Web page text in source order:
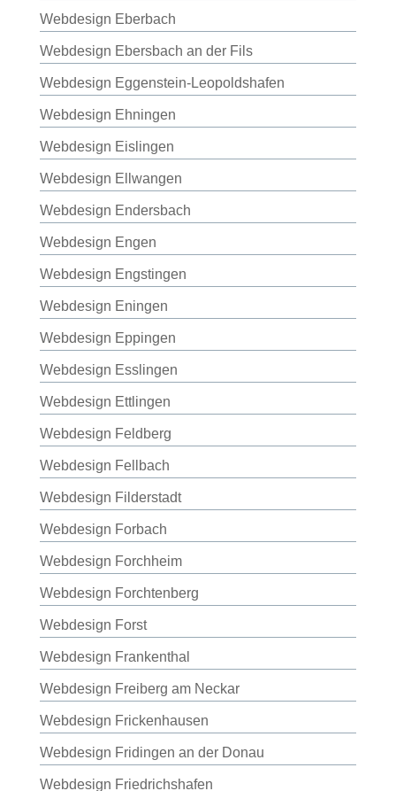
Webdesign Eberbach
Webdesign Ebersbach an der Fils
Webdesign Eggenstein-Leopoldshafen
Webdesign Ehningen
Webdesign Eislingen
Webdesign Ellwangen
Webdesign Endersbach
Webdesign Engen
Webdesign Engstingen
Webdesign Eningen
Webdesign Eppingen
Webdesign Esslingen
Webdesign Ettlingen
Webdesign Feldberg
Webdesign Fellbach
Webdesign Filderstadt
Webdesign Forbach
Webdesign Forchheim
Webdesign Forchtenberg
Webdesign Forst
Webdesign Frankenthal
Webdesign Freiberg am Neckar
Webdesign Frickenhausen
Webdesign Fridingen an der Donau
Webdesign Friedrichshafen